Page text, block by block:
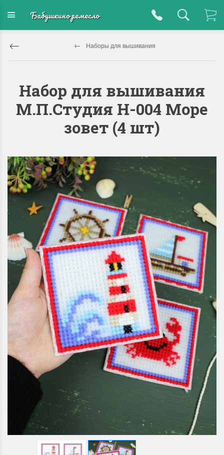
Бабушкино ремесло
Наборы для вышивания
Набор для вышивания
М.П.Студия Н-004 Море
зовет (4 шт)